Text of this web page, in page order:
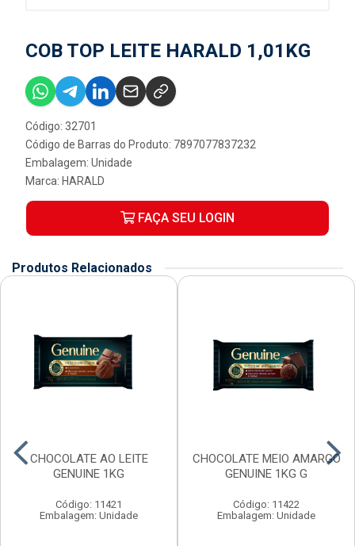
COB TOP LEITE HARALD 1,01KG
Código: 32701
Código de Barras do Produto: 7897077837232
Embalagem: Unidade
Marca: HARALD
FAÇA SEU LOGIN
Produtos Relacionados
CHOCOLATE AO LEITE
GENUINE 1KG
Código: 11421
Embalagem: Unidade
CHOCOLATE MEIO AMARGO
GENUINE 1KG G
Código: 11422
Embalagem: Unidade